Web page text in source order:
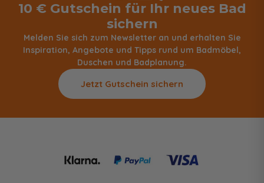
10 € Gutschein für Ihr neues Bad
sichern
Melden Sie sich zum Newsletter an und erhalten Sie
Inspiration, Angebote und Tipps rund um Badmöbel,
Duschen und Badplanung.
Jetzt Gutschein sichern